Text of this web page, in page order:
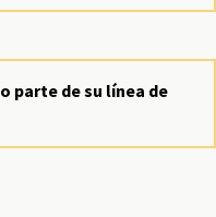
parte de su línea de